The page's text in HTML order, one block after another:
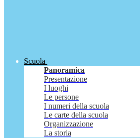
Scuola
Panoramica
Presentazione
I luoghi
Le persone
I numeri della scuola
Le carte della scuola
Organizzazione
La storia